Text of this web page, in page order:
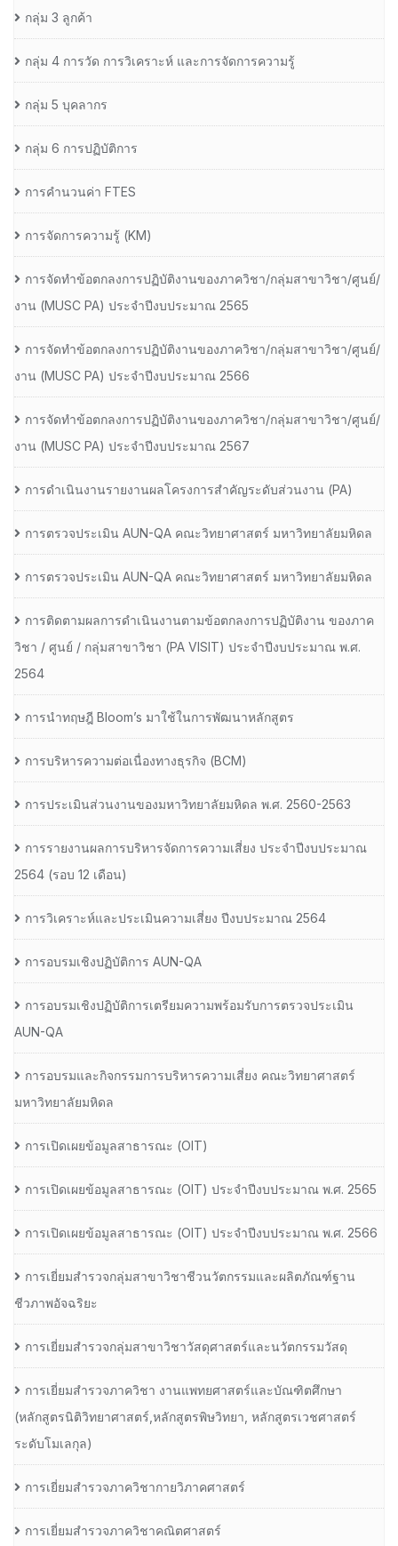
กลุ่ม 3 ลูกค้า
กลุ่ม 4 การวัด การวิเคราะห์ และการจัดการความรู้
กลุ่ม 5 บุคลากร
กลุ่ม 6 การปฏิบัติการ
การคำนวนค่า FTES
การจัดการความรู้ (KM)
การจัดทำข้อตกลงการปฏิบัติงานของภาควิชา/กลุ่มสาขาวิชา/ศูนย์/
งาน (MUSC PA) ประจำปีงบประมาณ 2565
การจัดทำข้อตกลงการปฏิบัติงานของภาควิชา/กลุ่มสาขาวิชา/ศูนย์/
งาน (MUSC PA) ประจำปีงบประมาณ 2566
การจัดทำข้อตกลงการปฏิบัติงานของภาควิชา/กลุ่มสาขาวิชา/ศูนย์/
งาน (MUSC PA) ประจำปีงบประมาณ 2567
การดำเนินงานรายงานผลโครงการสำคัญระดับส่วนงาน (PA)
การตรวจประเมิน AUN-QA คณะวิทยาศาสตร์ มหาวิทยาลัยมหิดล
การตรวจประเมิน AUN-QA คณะวิทยาศาสตร์ มหาวิทยาลัยมหิดล
การติดตามผลการดำเนินงานตามข้อตกลงการปฏิบัติงาน ของภาค
วิชา / ศูนย์ / กลุ่มสาขาวิชา (PA VISIT) ประจำปีงบประมาณ พ.ศ.​
2564
การนำทฤษฎี Bloom’s มาใช้ในการพัฒนาหลักสูตร
การบริหารความต่อเนื่องทางธุรกิจ (BCM)
การประเมินส่วนงานของมหาวิทยาลัยมหิดล พ.ศ. 2560-2563
การรายงานผลการบริหารจัดการความเสี่ยง ประจำปีงบประมาณ
2564 (รอบ 12 เดือน)
การวิเคราะห์และประเมินความเสี่ยง ปีงบประมาณ 2564
การอบรมเชิงปฏิบัติการ AUN-QA
การอบรมเชิงปฏิบัติการเตรียมความพร้อมรับการตรวจประเมิน
AUN-QA
การอบรมและกิจกรรมการบริหารความเสี่ยง คณะวิทยาศาสตร์
มหาวิทยาลัยมหิดล
การเปิดเผยข้อมูลสาธารณะ (OIT)
การเปิดเผยข้อมูลสาธารณะ (OIT) ประจำปีงบประมาณ พ.ศ. 2565
การเปิดเผยข้อมูลสาธารณะ (OIT) ประจำปีงบประมาณ พ.ศ. 2566
การเยี่ยมสำรวจกลุ่มสาขาวิชาชีวนวัตกรรมและผลิตภัณฑ์ฐาน
ชีวภาพอัจฉริยะ
การเยี่ยมสำรวจกลุ่มสาขาวิชาวัสดุศาสตร์และนวัตกรรมวัสดุ
การเยี่ยมสำรวจภาควิชา งานแพทยศาสตร์และบัณฑิตศึกษา
(หลักสูตรนิติวิทยาศาสตร์,หลักสูตรพิษวิทยา, หลักสูตรเวชศาสตร์
ระดับโมเลกุล)
การเยี่ยมสำรวจภาควิชากายวิภาคศาสตร์
การเยี่ยมสำรวจภาควิชาคณิตศาสตร์